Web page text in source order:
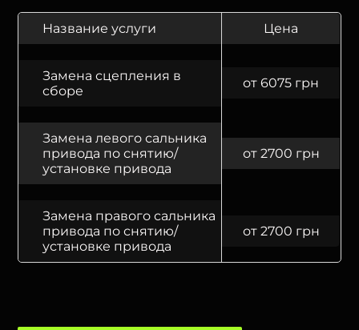
Название услуги Цена
Замена сцепления в
сборе
от 6075 грн
Замена левого сальника
привода по снятию/
установке привода
от 2700 грн
Замена правого сальника
привода по снятию/
установке привода
от 2700 грн